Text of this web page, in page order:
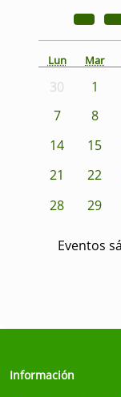
Lun Mar
30 1
7
8
14
15
21
22
28
29
Eventos
Información